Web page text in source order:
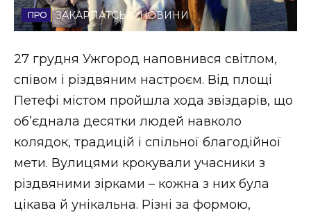
Втрачений Ужгород
ЗАКАРПАТСЬКІ НОВИНИ
НОВИНИ ЗАХІДНОЇ УКРАЇНИ
ЗАКАРПАТСЬКІ НОВИНИ
27 грудня Ужгород наповнився світлом,
співом і різдвяним настроєм. Від площі
Петефі містом пройшла хода звіздарів, що
об’єднала десятки людей навколо
колядок, традицій і спільної благодійної
мети. Вулицями крокували учасники з
різдвяними зірками – кожна з них була
цікава й унікальна. Різні за формою,